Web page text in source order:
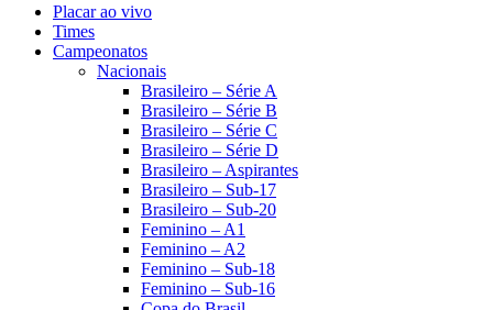
Placar ao vivo
Times
Campeonatos
Nacionais
Brasileiro – Série A
Brasileiro – Série B
Brasileiro – Série C
Brasileiro – Série D
Brasileiro – Aspirantes
Brasileiro – Sub-17
Brasileiro – Sub-20
Feminino – A1
Feminino – A2
Feminino – Sub-18
Feminino – Sub-16